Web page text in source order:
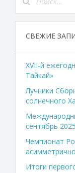
СВЕЖИЕ
XVII-й
Тайкай»
Лучники
солнечного
сентябрь
Чемпионат
Итоги